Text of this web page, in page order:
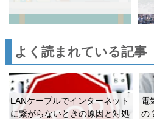
よく読まれている記事
LANケーブルでインターネット
に繋がらないときの原因と対処
電
の